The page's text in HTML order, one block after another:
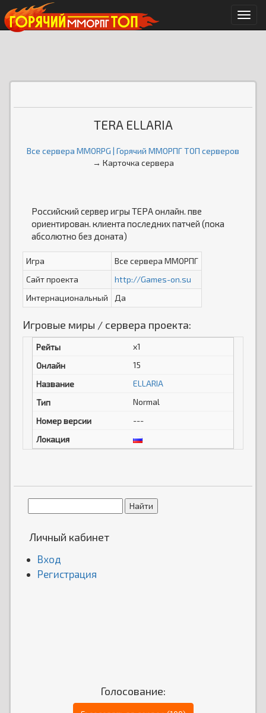
Меню
TERA ELLARIA
Все сервера MMORPG | Горячий ММОРПГ ТОП серверов
→ Карточка сервера
Российский сервер игры ТЕРА онлайн. пве
ориентирован. клиента последних патчей (пока
абсолютно без доната)
Игра
Все сервера ММОРПГ
Сайт проекта
http://Games-on.su
Интернациональный
Да
Игровые миры / сервера проекта:
x1
15
ELLARIA
Normal
---
Личный кабинет
Вход
Регистрация
Голосование: